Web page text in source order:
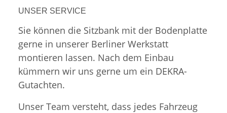
UNSER SERVICE
Sie können die Sitzbank mit der Bodenplatte
gerne in unserer Berliner Werkstatt
montieren lassen. Nach dem Einbau
kümmern wir uns gerne um ein DEKRA-
Gutachten.
Unser Team versteht, dass jedes Fahrzeug